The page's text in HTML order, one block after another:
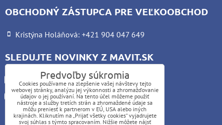
OBCHODNÝ ZÁSTUPCA PRE VEĽKOOBCHOD
Kristýna Holáňová: +421 904 047 649
SLEDUJTE NOVINKY Z MAVIT.SK
Facebook
Instagram
UPOZORNENIE:
Predvoľby súkromia
Cookies používame na zlepšenie vašej návštevy tejto
webovej stránky, analýzu jej výkonnosti a zhromažďovanie
údajov o jej používaní. Na tento účel môžeme použiť
nástroje a služby tretích strán a zhromaždené údaje sa
môžu preniesť k partnerom v EÚ, USA alebo iných
krajinách. Kliknutím na „Prijať všetky cookies“ vyjadrujete
svoj súhlas s týmto spracovaním. Nižšie môžete nájsť